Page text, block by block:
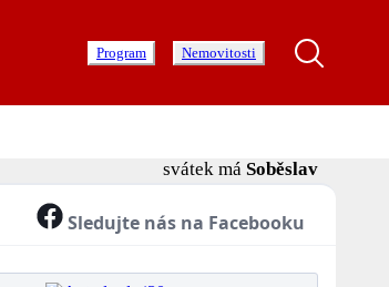
Program Nemovitosti
svátek má Soběslav
Sledujte nás na Facebooku